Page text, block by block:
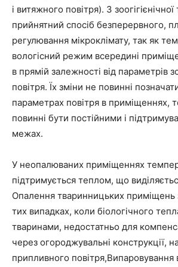
і витяжного повітря). З
прийнятний спосіб безперервного,
регулювання мікроклімату, так як
вологісний режим всередині
в прямій залежності від параметрів
повітря. Їх зміни не повинні
параметрах повітря в приміщеннях,
повинні бути постійними і
межах.
У неопалюваних приміщеннях
підтримується теплом, що
Опалення тваринницьких приміщень
тих випадках, коли біологічного
тваринами, недостатньо для
через огороджувальні конструкції,
припливного повітря,Випаровування